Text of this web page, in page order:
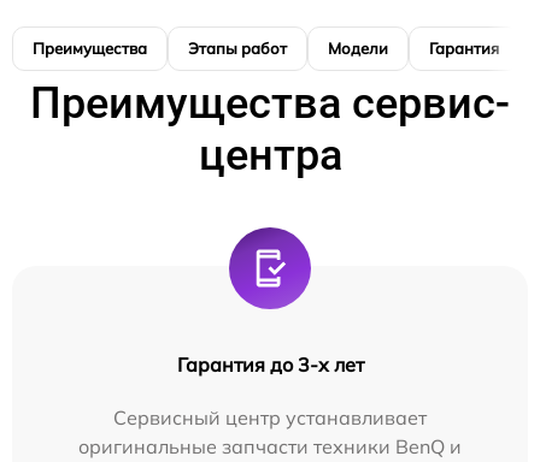
Преимущества Этапы работ Модели Гарантия
Преимущества сервис-
центра
Гарантия до 3-х лет
Сервисный центр устанавливает
оригинальные запчасти техники BenQ и